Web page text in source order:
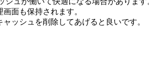
面も保持されます。
ッシュを削除してあげると良いです。